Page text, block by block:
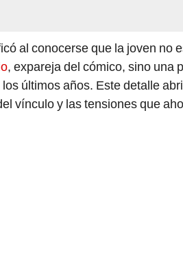
al conocerse que la joven no
, expareja del cómico, sino una
últimos años. Este detalle
vínculo y las tensiones que